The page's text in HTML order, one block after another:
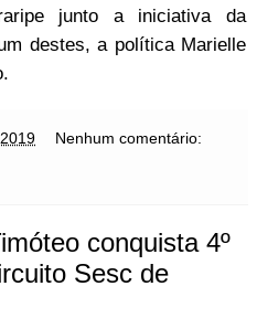
junto a iniciativa da
destes, a política Marielle
Nenhum comentário:
conquista 4º
Sesc de